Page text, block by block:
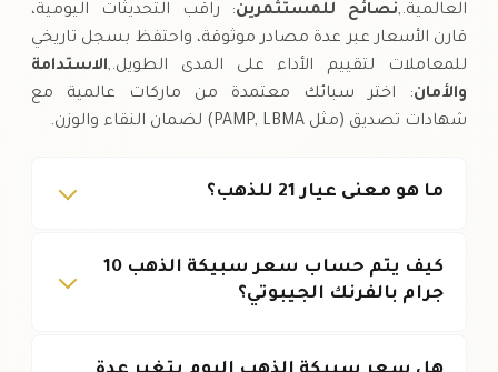
العالمية.,نصائح للمستثمرين: راقب التحديثات اليومية،
قارن الأسعار عبر عدة مصادر موثوقة، واحتفظ بسجل تاريخي
للمعاملات لتقييم الأداء على المدى الطويل.,الاستدامة
والأمان: اختر سبائك معتمدة من ماركات عالمية مع
شهادات تصديق (مثل PAMP, LBMA) لضمان النقاء والوزن.
ما هو معنى عيار 21 للذهب؟
كيف يتم حساب سعر سبيكة الذهب 10
جرام بالفرنك الجيبوتي؟